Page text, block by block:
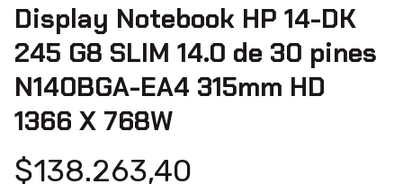
Display Notebook HP 14-DK
245 G8 SLIM 14.0 de 30 pines
N140BGA-EA4 315mm HD
1366 X 768W
$138.263,40